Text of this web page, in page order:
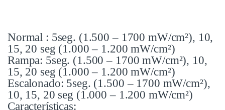
Normal : 5seg. (1.500 – 1700 mW/cm²), 10,
15, 20 seg (1.000 – 1.200 mW/cm²)
Rampa: 5seg. (1.500 – 1700 mW/cm²), 10,
15, 20 seg (1.000 – 1.200 mW/cm²)
Escalonado: 5seg. (1.500 – 1700 mW/cm²),
10, 15, 20 seg (1.000 – 1.200 mW/cm²)
Características: